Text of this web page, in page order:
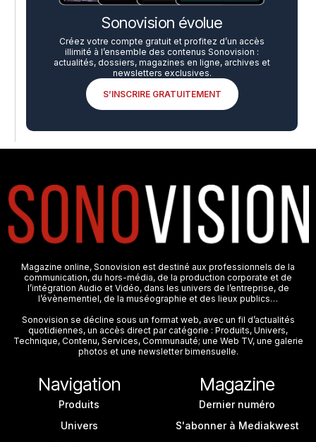
Sonovision évolue
Créez votre compte gratuit et profitez d’un accès
illimité à l’ensemble des contenus Sonovision :
actualités, dossiers, magazines en ligne, archives et
newsletters exclusives.
S’INSCRIRE GRATUITEMENT
Magazine online, Sonovision est destiné aux professionnels de la
communication, du hors-média, de la production corporate et de
l’intégration Audio et Vidéo, dans les univers de l’entreprise, de
l’évènementiel, de la muséographie et des lieux publics…
Sonovision se décline sous un format web, avec un fil d’actualités
quotidiennes, un accès direct par catégorie : Produits, Univers,
Technique, Contenu, Services, Communauté; une Web TV, une galerie
photos et une newsletter bimensuelle.
Navigation
Produits
Univers
Magazine
Dernier numéro
S'abonner à Mediakwest